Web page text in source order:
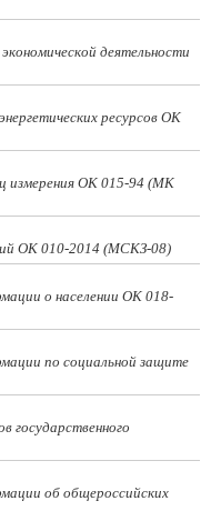
деятельности
ресурсов ОК
измерения ОК 015-94 (МК
ОК 010-2014 (МСКЗ-08)
о населении ОК 018-
по социальной защите
государственного
об общероссийских